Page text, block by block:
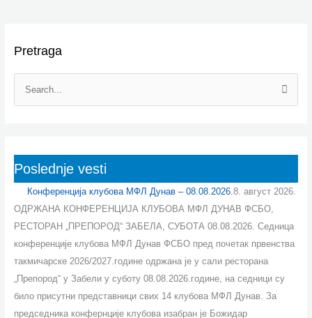
Pretraga
р
р
а
з
а
:
Poslednje vesti
Конференција клубова МФЛ Дунав – 08.08.2026. 8. август 2026.
ОДРЖАНА КОНФЕРЕНЦИЈА КЛУБОВА МФЛ ДУНАВ ФСБО,
РЕСТОРАН „ПРЕПОРОД“ ЗАБЕЛА, СУБОТА 08.08.2026. Седница
конференције клубова МФЛ Дунав ФСБО пред почетак првенства
такмичарске 2026/2027.године одржана је у сали ресторана
„Препород“ у Забели у суботу 08.08.2026.године, на седници су
било присутни представници свих 14 клубова МФЛ Дунав. За
председника конфернције клубова изабран је Божидар
е
ц
и
ј
а
к
л
у
б
е
и
ј
а
к
л
у
б
е
ц
и
ј
а
к
л
у
б
е
н
ц
и
ј
а
к
л
у
б
е
ц
и
ј
а
к
л
у
б